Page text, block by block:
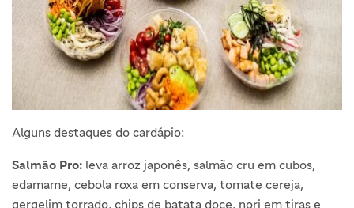
Alguns destaques do cardápio:
Salmão Pro: leva arroz japonês, salmão cru em cubos,
edamame, cebola roxa em conserva, tomate cereja,
gergelim torrado, chips de batata doce, nori em tiras e